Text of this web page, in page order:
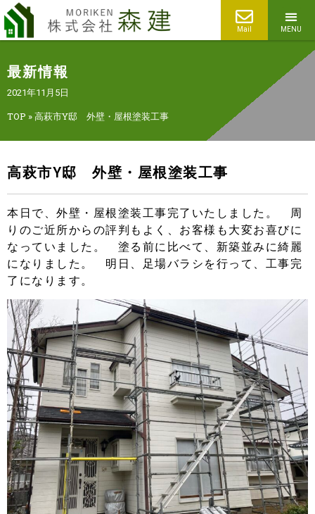
Mail MENU
最新情報
2021年11月5日
TOP »高萩市Y邸 外壁・屋根塗装工事
高萩市Y邸 外壁・屋根塗装工事
本日で、外壁・屋根塗装工事完了いたしました。 周
りのご近所からの評判もよく、お客様も大変お喜びに
なっていました。 塗る前に比べて、新築並みに綺麗
になりました。 明日、足場バラシを行って、工事完
了になります。